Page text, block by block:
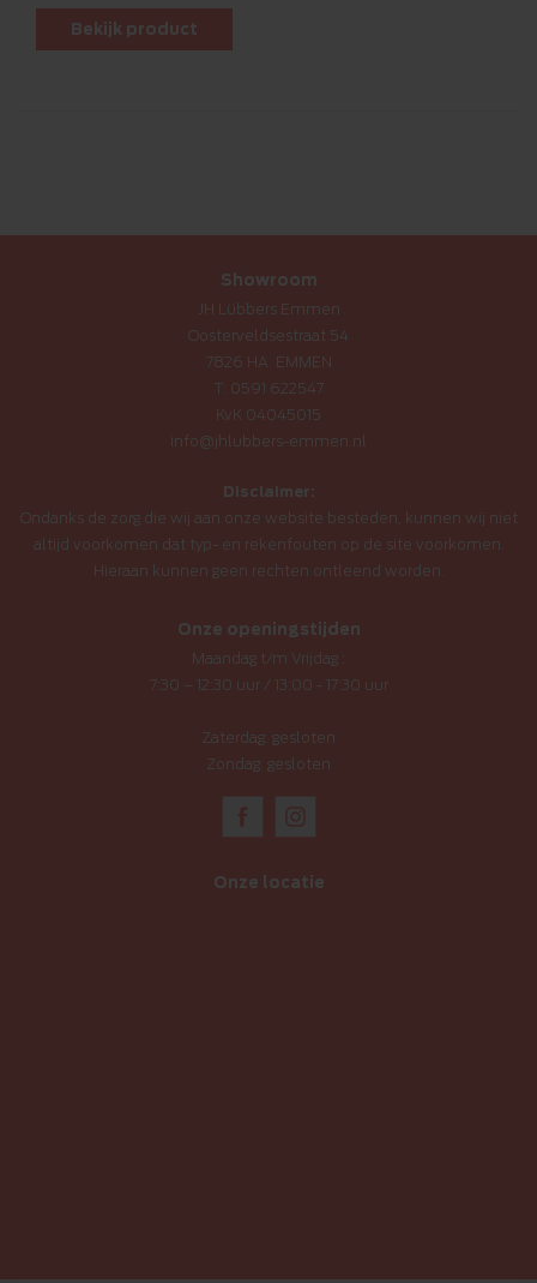
Bekijk product
Showroom
JH Lübbers Emmen
Oosterveldsestraat 54
7826 HA EMMEN
T: 0591 622547
KvK 04045015
info@jhlubbers-emmen.nl
Disclaimer:
Ondanks de zorg die wij aan onze website besteden, kunnen wij niet
altijd voorkomen dat typ- en rekenfouten op de site voorkomen.
Hieraan kunnen geen rechten ontleend worden.
Onze openingstijden
Maandag t/m Vrijdag :
7:30 – 12:30 uur / 13:00 - 17:30 uur
Zaterdag: gesloten
Zondag: gesloten
Onze locatie